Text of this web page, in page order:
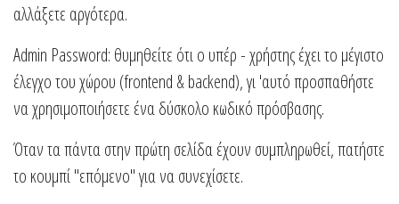
αλλάξετε αργότερα.
Admin Password: θυμηθείτε ότι o υπέρ - χρήστης έχει το μέγιστο
έλεγχο του χώρου (frontend & backend), γι 'αυτό προσπαθήστε
να χρησιμοποιήσετε ένα δύσκολο κωδικό πρόσβασης.
Όταν τα πάντα στην πρώτη σελίδα έχουν συμπληρωθεί, πατήστε
το κουμπί "επόμενο" για να συνεχίσετε.